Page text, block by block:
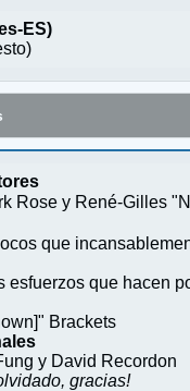
ES)
)
Rose y René-Gilles
que
esfuerzos que hacen
Brackets
y David Recordon
gracias!